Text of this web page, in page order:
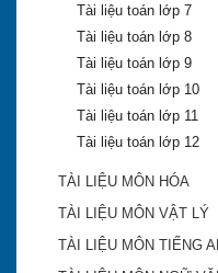
Tài liệu toán lớp 7
Tài liệu toán lớp 8
Tài liệu toán lớp 9
Tài liệu toán lớp 10
Tài liệu toán lớp 11
Tài liệu toán lớp 12
TÀI LIỆU MÔN HÓA
TÀI LIỆU MÔN VẬT LÝ
TÀI LIỆU MÔN TIẾNG